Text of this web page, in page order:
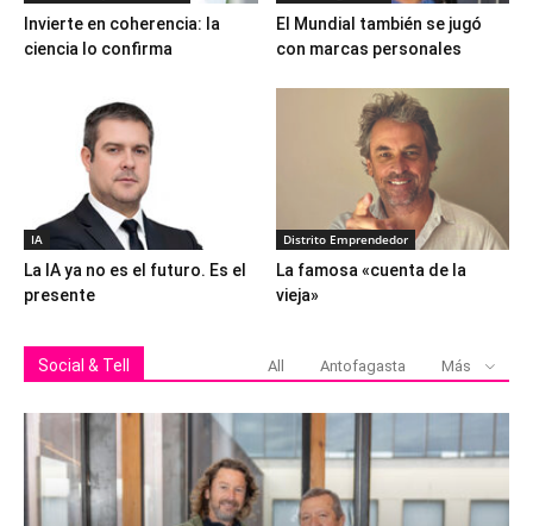
Invierte en coherencia: la
ciencia lo confirma
El Mundial también se jugó
con marcas personales
IA
La IA ya no es el futuro. Es el
presente
Distrito Emprendedor
La famosa «cuenta de la
vieja»
Social & Tell All Antofagasta Más